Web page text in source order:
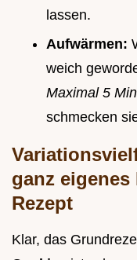
lassen.
Aufwärmen:
weich
Maximal 5
schmecken
ganz eigenes
Rezept
Klar, das